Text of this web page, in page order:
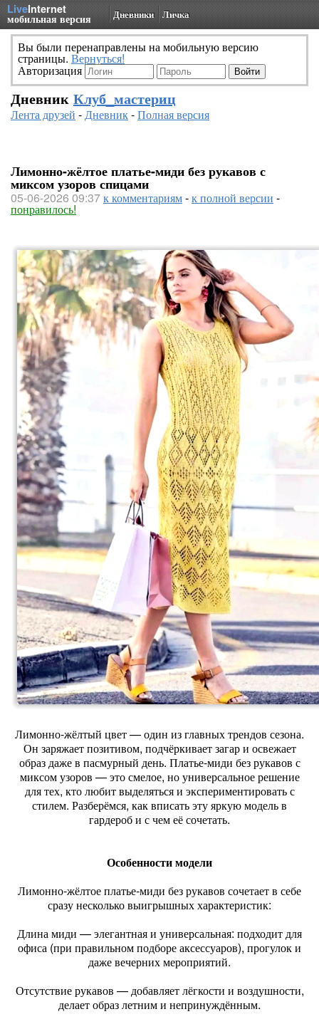
LiveInternet
мобильная версия Дневники Личка
Вы были перенаправлены на мобильную версию
страницы. Вернуться!
Авторизация
Дневник Клуб_мастериц
Лента друзей -Дневник-Полная версия
Лимонно-жёлтое платье-миди без рукавов с
миксом узоров спицами
05-06-2026 09:37к комментариям-к полной версии -
понравилось!
Лимонно‑жёлтый цвет — один из главных трендов сезона.
Он заряжает позитивом, подчёркивает загар и освежает
образ даже в пасмурный день. Платье‑миди без рукавов с
миксом узоров — это смелое, но универсальное решение
для тех, кто любит выделяться и экспериментировать с
стилем. Разберёмся, как вписать эту яркую модель в
гардероб и с чем её сочетать.
Особенности модели
Лимонно‑жёлтое платье‑миди без рукавов сочетает в себе
сразу несколько выигрышных характеристик:
Длина миди — элегантная и универсальная: подходит для
офиса (при правильном подборе аксессуаров), прогулок и
даже вечерних мероприятий.
Отсутствие рукавов — добавляет лёгкости и воздушности,
делает образ летним и непринуждённым.